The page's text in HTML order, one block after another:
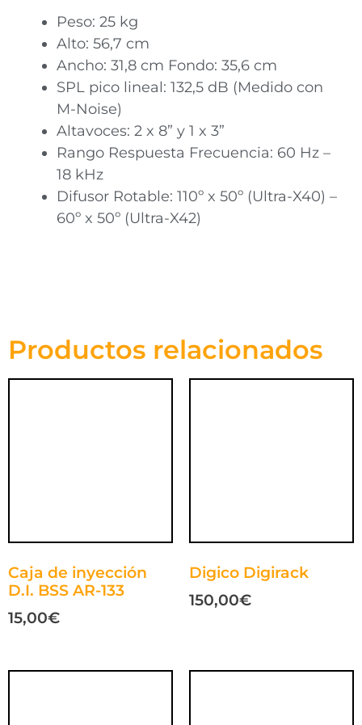
Peso: 25 kg
Alto: 56,7 cm
Ancho: 31,8 cm Fondo: 35,6 cm
SPL pico lineal: 132,5 dB (Medido con
M-Noise)
Altavoces: 2 x 8” y 1 x 3”
Rango Respuesta Frecuencia: 60 Hz –
18 kHz
Difusor Rotable: 110º x 50º (Ultra-X40) –
60º x 50º (Ultra-X42)
Productos relacionados
Caja de inyección
D.I. BSS AR-133
15,00€
Digico Digirack
150,00€